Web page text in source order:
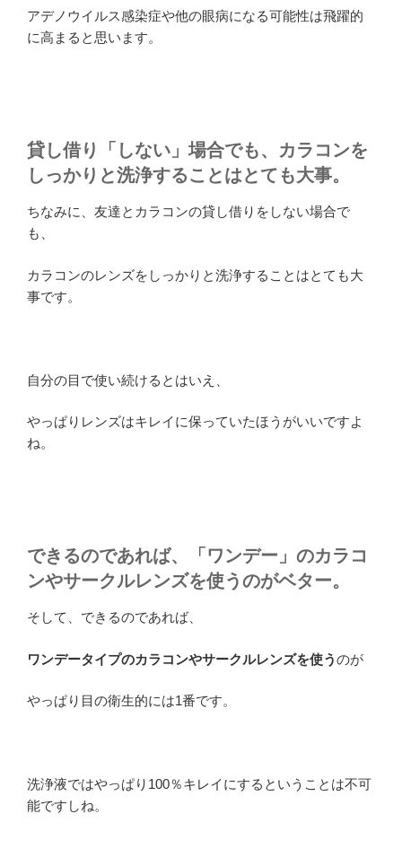
アデノウイルス感染症や他の眼病になる可能性は飛躍的
に高まると思います。
貸し借り「しない」場合でも、カラコンを
しっかりと洗浄することはとても大事。
ちなみに、友達とカラコンの貸し借りをしない場合で
も、
カラコンのレンズをしっかりと洗浄することはとても大
事です。
自分の目で使い続けるとはいえ、
やっぱりレンズはキレイに保っていたほうがいいですよ
ね。
できるのであれば、「ワンデー」のカラコ
ンやサークルレンズを使うのがベター。
そして、できるのであれば、
ワンデータイプのカラコンやサークルレンズを使うのが
やっぱり目の衛生的には1番です。
洗浄液ではやっぱり100％キレイにするということは不可
能ですしね。